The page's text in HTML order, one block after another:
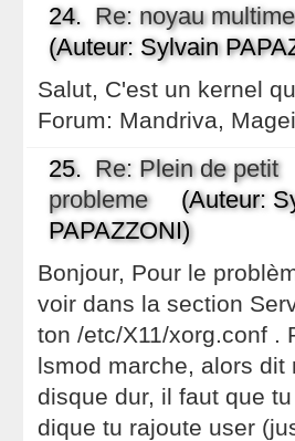
24. Re: noyau
(Auteur: Sylvain
Salut, C'est un kernel
Forum: Mandriva,
25. Re: Plein de petit
probleme(Auteur:
PAPAZZONI)
Bonjour, Pour le
voir dans la section
ton /etc/X11/xorg.conf .
lsmod marche, alors
disque dur, il faut que
dique tu rajoute user